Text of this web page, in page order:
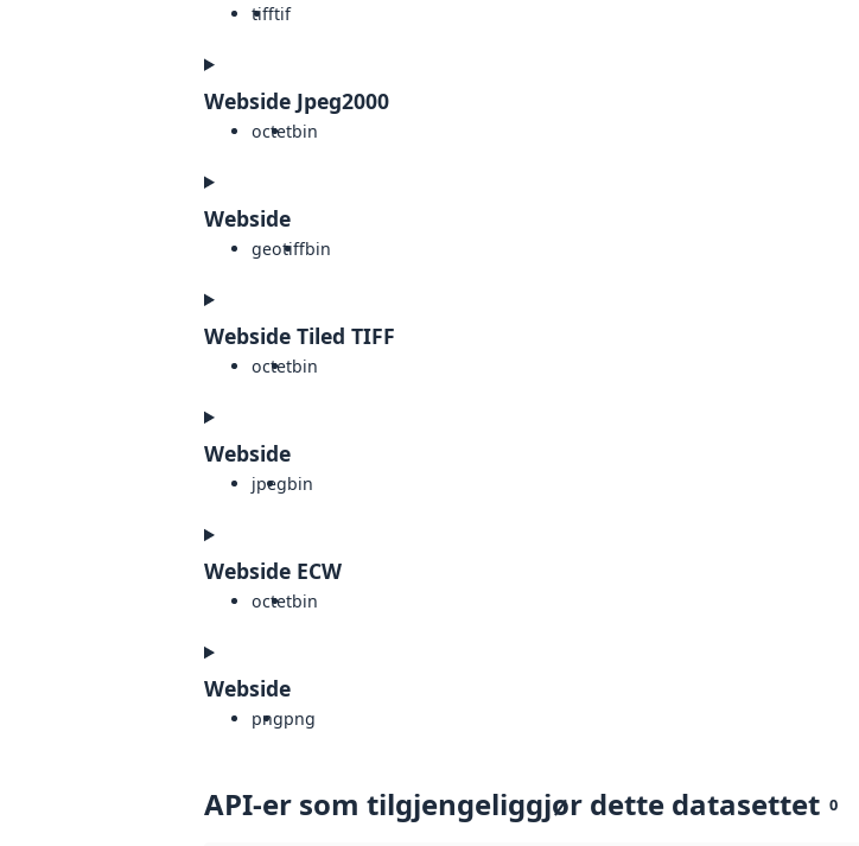
tifftif
Webside Jpeg2000
octetbin
Webside
geotiffbin
Webside Tiled TIFF
octetbin
Webside
jpegbin
Webside ECW
octetbin
Webside
pngpng
API-er som tilgjengeliggjør dette datasettet 0